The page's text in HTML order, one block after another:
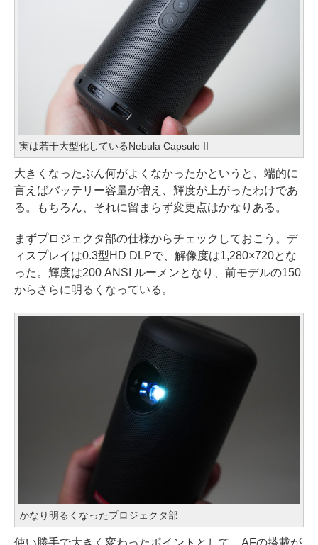
実は若干大型化しているNebula Capsule II
大きくなったぶん何がよくなかったかというと、端的に
言えばバッテリー容量が増え、輝度が上がったわけであ
る。もちろん、それに留まらず変更点はかなりある。
まずプロジェクタ部の仕様からチェックしておこう。デ
ィスプレイは0.3型HD DLPで、解像度は1,280×720とな
った。輝度は200 ANSI ルーメンとなり、前モデルの150
からさらに明るくなっている。
かなり明るくなったプロジェクタ部